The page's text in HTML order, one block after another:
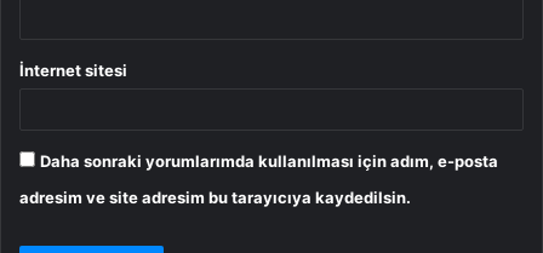
İnternet sitesi
Daha sonraki yorumlarımda kullanılması için adım, e-posta
adresim ve site adresim bu tarayıcıya kaydedilsin.